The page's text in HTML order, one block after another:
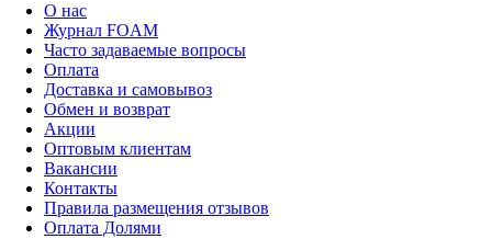
О нас
Журнал FOAM
Часто задаваемые вопросы
Оплата
Доставка и самовывоз
Обмен и возврат
Акции
Оптовым клиентам
Вакансии
Контакты
Правила размещения отзывов
Оплата Долями